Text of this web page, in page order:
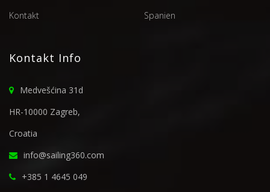
Kontakt
Spanien
Kontakt Info
Medvešćina 31d
HR-10000 Zagreb,
Croatia
info@sailing360.com
+385 1 4645 049